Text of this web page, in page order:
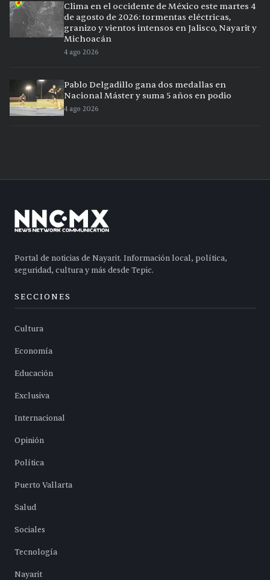
Clima en el occidente de México este martes 4
de agosto de 2026: tormentas eléctricas,
granizo y vientos intensos en Jalisco, Nayarit y
Michoacán
4 ago 2026
Pablo Delgadillo gana dos medallas en
Nacional Máster y suma 5 años en podio
4 ago 2026
Portal de noticias de Nayarit. Información local, política,
seguridad, cultura y más desde Tepic.
SECCIONES
Cultura
Economía
Educación
Exclusiva
Internacional
Opinión
Política
Puerto Vallarta
Salud
Sociales
Tecnología
Nayarit